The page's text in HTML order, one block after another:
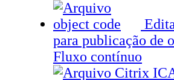
para publicação de
Fluxo contínuo